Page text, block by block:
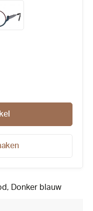
, Donker blauw